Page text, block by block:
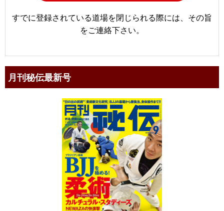
すでに登録されている道場を閉じられる際には、その旨
をご連絡下さい。
月刊秘伝最新号